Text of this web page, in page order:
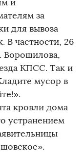
и
за
для вывоза
В частности, 26
Ворошилова,
КПСС. Так и
мусор в
кровли дома
устранением